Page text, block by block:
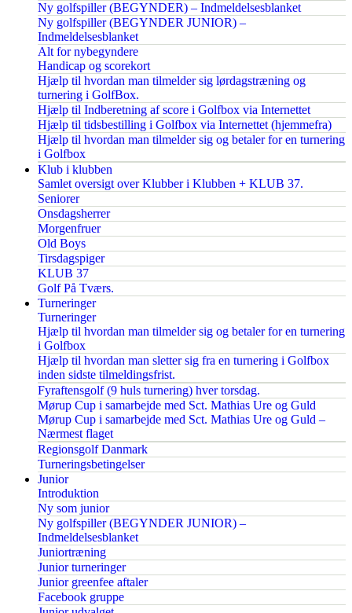
Ny golfspiller (BEGYNDER) – Indmeldelsesblanket
Ny golfspiller (BEGYNDER JUNIOR) –
Indmeldelsesblanket
Alt for nybegyndere
Handicap og scorekort
Hjælp til hvordan man tilmelder sig lørdagstræning og
turnering i GolfBox.
Hjælp til Indberetning af score i Golfbox via Internettet
Hjælp til tidsbestilling i Golfbox via Internettet (hjemmefra)
Hjælp til hvordan man tilmelder sig og betaler for en turnering
i Golfbox
Klub i klubben
Samlet oversigt over Klubber i Klubben + KLUB 37.
Seniorer
Onsdagsherrer
Morgenfruer
Old Boys
Tirsdagspiger
KLUB 37
Golf På Tværs.
Turneringer
Turneringer
Hjælp til hvordan man tilmelder sig og betaler for en turnering
i Golfbox
Hjælp til hvordan man sletter sig fra en turnering i Golfbox
inden sidste tilmeldingsfrist.
Fyraftensgolf (9 huls turnering) hver torsdag.
Mørup Cup i samarbejde med Sct. Mathias Ure og Guld
Mørup Cup i samarbejde med Sct. Mathias Ure og Guld –
Nærmest flaget
Regionsgolf Danmark
Turneringsbetingelser
Junior
Introduktion
Ny som junior
Ny golfspiller (BEGYNDER JUNIOR) –
Indmeldelsesblanket
Juniortræning
Junior turneringer
Junior greenfee aftaler
Facebook gruppe